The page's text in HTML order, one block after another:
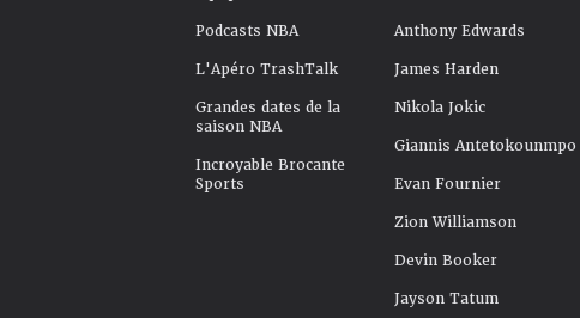
Podcasts NBA
L'Apéro TrashTalk
Grandes dates de la
saison NBA
Incroyable Brocante
Sports
Anthony Edwards
James Harden
Nikola Jokic
Giannis Antetokounmpo
Evan Fournier
Zion Williamson
Devin Booker
Jayson Tatum